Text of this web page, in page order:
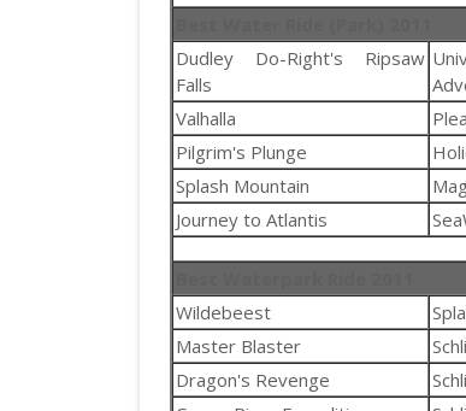
Dudley Do-Right's Ripsaw
Falls
Valhalla
Pilgrim's Plunge
Splash Mountain
Journey to Atlantis
Wildebeest
Master Blaster
Dragon's Revenge